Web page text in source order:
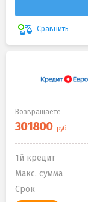
Сравнить
Возвращаете
1й кредит
Макс. сумма
Срок